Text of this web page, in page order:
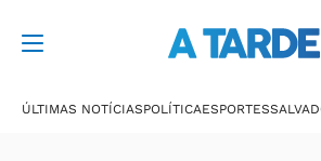
ÚLTIMAS NOTÍCIASPOLÍTICAESPORTES